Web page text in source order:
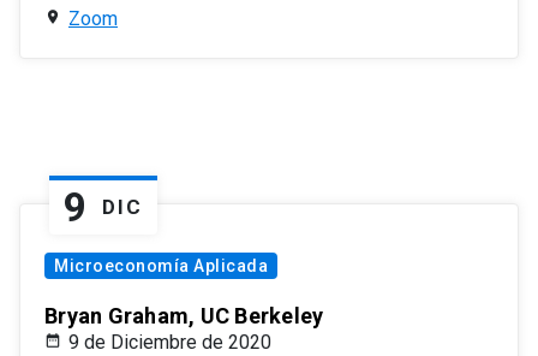
Zoom
9 DIC
Microeconomía Aplicada
Bryan Graham, UC Berkeley
9 de Diciembre de 2020